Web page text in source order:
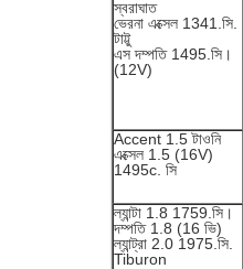
স্বরাঘাত
ভেরনা এক্সেল 1341.সি.
টাট্টু
এস দম্পতি 1495.সি।
(12V)
Accent 1.5 টাওনি
এক্সেল 1.5 (16V)
1495c. সি
ল্যান্টা 1.8 1759.সি।
দম্পতি 1.8 (16 ভি)
ল্যান্ট্রা 2.0 1975.সি.
Tiburon